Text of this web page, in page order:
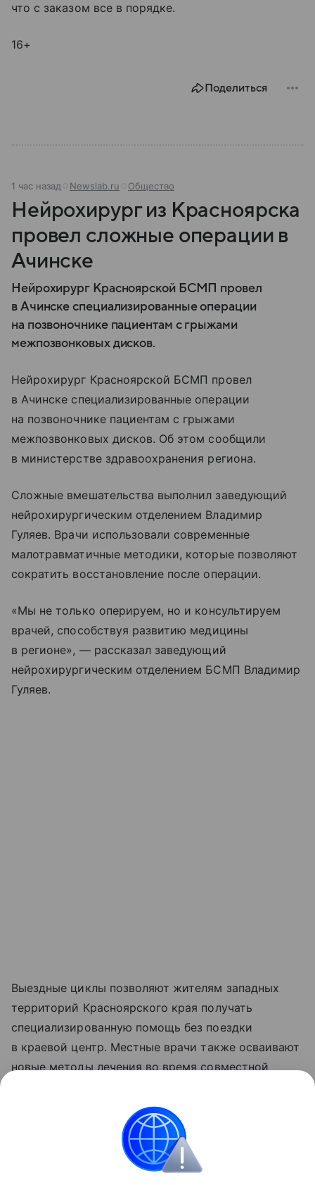
что с заказом все в порядке.
16+
Поделиться
1 час назад Newslab.ru Общество
Нейрохирург из Красноярска
провел сложные операции в
Ачинске
Нейрохирург Красноярской БСМП провел
в Ачинске специализированные операции
на позвоночнике пациентам с грыжами
межпозвонковых дисков.
Нейрохирург Красноярской БСМП провел
в Ачинске специализированные операции
на позвоночнике пациентам с грыжами
межпозвонковых дисков. Об этом сообщили
в министерстве здравоохранения региона.
Сложные вмешательства выполнил заведующий
нейрохирургическим отделением Владимир
Гуляев. Врачи использовали современные
малотравматичные методики, которые позволяют
сократить восстановление после операции.
«Мы не только оперируем, но и консультируем
врачей, способствуя развитию медицины
в регионе», — рассказал заведующий
нейрохирургическим отделением БСМП Владимир
Гуляев.
Выездные циклы позволяют жителям западных
территорий Красноярского края получать
специализированную помощь без поездки
в краевой центр. Местные врачи также осваивают
новые методы лечения во время совместной
Практику выездов медиков в территории края
планируют продолжить в рамках нацпроекта
«Продолжительная и активная жизнь».